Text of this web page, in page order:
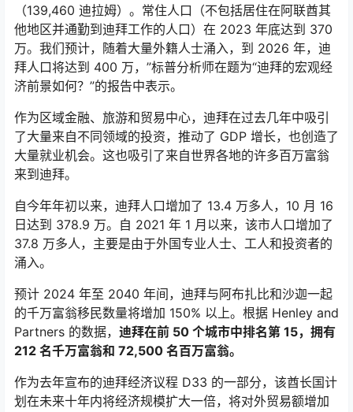
（139,460 迪拉姆）。常住人口（不包括居住在阿联酋其
他地区并通勤到迪拜工作的人口）在 2023 年底达到 370
万。我们预计，随着大量外籍人士涌入，到 2026 年，迪
拜人口将达到 400 万，”标普分析师在题为“迪拜的宏观经
济前景如何？”的报告中表示。
作为区域金融、旅游和贸易中心，迪拜在过去几年中吸引
了大量来自不同领域的投资，推动了 GDP 增长，也创造了
大量就业机会。这也吸引了来自世界各地的许多百万富翁
来到迪拜。
自今年年初以来，迪拜人口增加了 13.4 万多人，10 月 16
日达到 378.9 万。自 2021 年 1 月以来，该市人口增加了
37.8 万多人，主要是由于外国专业人士、工人和投资者的
涌入。
预计 2024 年至 2040 年间，迪拜与阿布扎比和沙迦一起
的千万富翁移民数量将增加 150% 以上。根据 Henley and
Partners 的数据， 迪拜在前 50 个城市中排名第 15，拥有
212 名千万富翁和 72,500 名百万富翁。
作为去年宣布的迪拜经济议程 D33 的一部分，该酋长国计
划在未来十年内将经济规模扩大一倍，将对外贸易额增加